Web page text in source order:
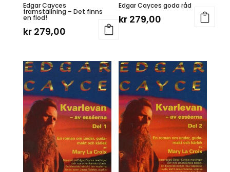
Edgar Cayces
framställning – Det finns
en flod!
kr279,00
Edgar Cayces goda råd
kr 279,00